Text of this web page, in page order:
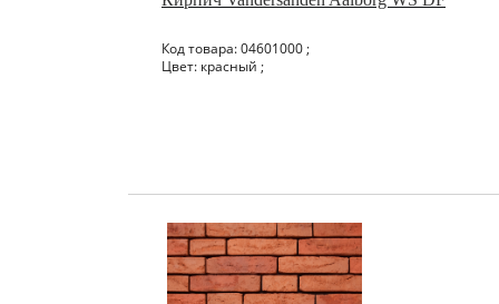
Код товара: 04601000 ;
Цвет: красный ;